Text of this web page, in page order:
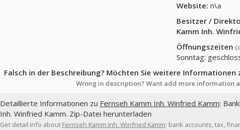
Website: n\a
Besitzer /
Kamm Inh.
Öffnungszeiten
Sonntag:
Falsch in der Beschreibung? Möchten Sie weitere Informationen
Wrong in description? Want add more information
Detaillierte Informationen zu Fernseh Kamm Inh. Winfried Kamm:
Inh. Winfried Kamm. Zip-Datei herunterladen
Get detail info about Fernseh Kamm Inh. Winfried Kamm: bank accounts, tax,